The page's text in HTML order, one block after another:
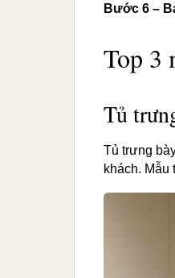
Bước 6 –
Top 3
Tủ
Tủ trưng
khách.